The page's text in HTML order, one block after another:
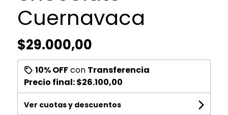
Cuernavaca
$29.000,00
10% OFFcon Transferencia
Precio final:$26.100,00
Ver cuotas y descuentos